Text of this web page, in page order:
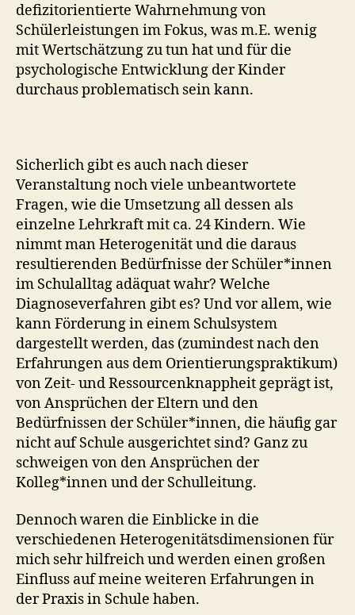
defizitorientierte Wahrnehmung von
Schülerleistungen im Fokus, was m.E. wenig
mit Wertschätzung zu tun hat und für die
psychologische Entwicklung der Kinder
durchaus problematisch sein kann.
Sicherlich gibt es auch nach dieser
Veranstaltung noch viele unbeantwortete
Fragen, wie die Umsetzung all dessen als
einzelne Lehrkraft mit ca. 24 Kindern. Wie
nimmt man Heterogenität und die daraus
resultierenden Bedürfnisse der Schüler*innen
im Schulalltag adäquat wahr? Welche
Diagnoseverfahren gibt es? Und vor allem, wie
kann Förderung in einem Schulsystem
dargestellt werden, das (zumindest nach den
Erfahrungen aus dem Orientierungspraktikum)
von Zeit- und Ressourcenknappheit geprägt ist,
von Ansprüchen der Eltern und den
Bedürfnissen der Schüler*innen, die häufig gar
nicht auf Schule ausgerichtet sind? Ganz zu
schweigen von den Ansprüchen der
Kolleg*innen und der Schulleitung.
Dennoch waren die Einblicke in die
verschiedenen Heterogenitätsdimensionen für
mich sehr hilfreich und werden einen großen
Einfluss auf meine weiteren Erfahrungen in
der Praxis in Schule haben.